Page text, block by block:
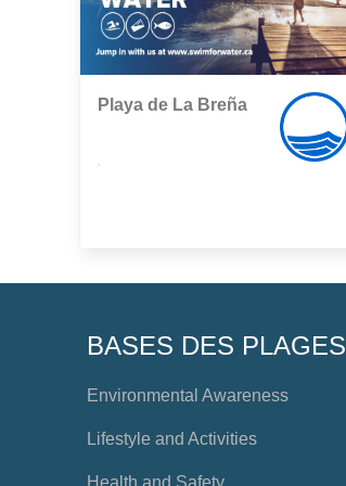
Playa de La Breña
BASES DES PLAGES
Environmental Awareness
Lifestyle and Activities
Health and Safety